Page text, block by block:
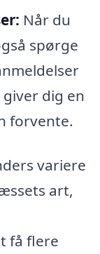
Når du
spørge
dig en
forvente.
variere
art,
få flere